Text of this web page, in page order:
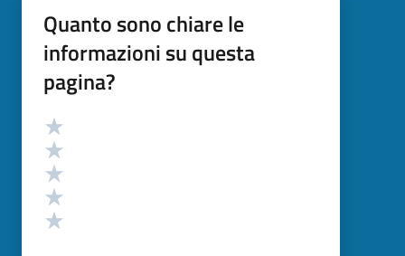
Quanto sono chiare le
informazioni su questa
pagina?
Valutazione